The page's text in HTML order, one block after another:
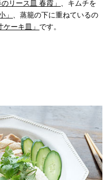
のリース皿 春霞」
キムチを
」
、蒸籠の下に重ねているの
ーキ皿」 です。